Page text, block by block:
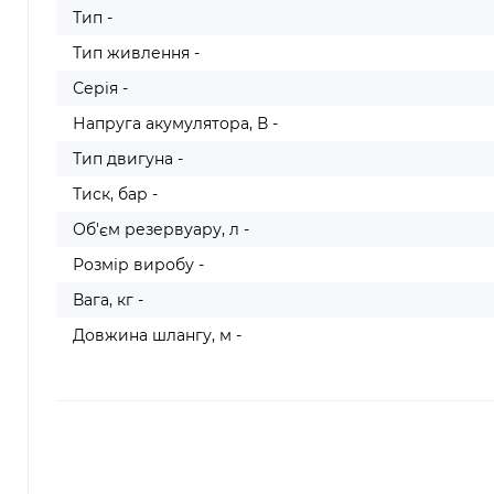
Тип -
Тип живлення -
Серія -
Напруга акумулятора, В -
Тип двигуна -
Тиск, бар -
Об'єм резервуару, л -
Розмір виробу -
Вага, кг -
Довжина шлангу, м -